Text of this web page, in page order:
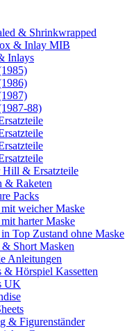
& Shrinkwrapped
& Inlay MIB
Inlays
88)
& Ersatzteile
& Raketen
Packs
weicher Maske
harter Maske
Top Zustand ohne Maske
Short Masken
Anleitungen
Hörspiel Kassetten
UK
& Figurenständer